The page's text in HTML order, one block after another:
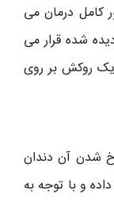
کامل درمان می
شده قرار می
یک روکش بر روی
شدن آن دندان
و با توجه به